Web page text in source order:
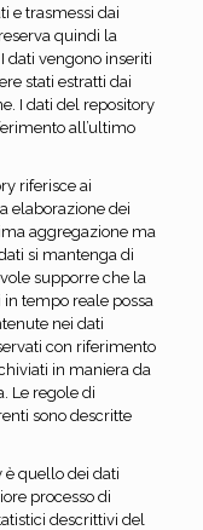
e trasmessi dai
quindi la
dati vengono inseriti
stati estratti dai
I dati del repository
all’ultimo
riferisce ai
elaborazione dei
aggregazione ma
si mantenga di
supporre che la
tempo reale possa
nei dati
con riferimento
in maniera da
Le regole di
sono descritte
è quello dei dati
processo di
descrittivi del